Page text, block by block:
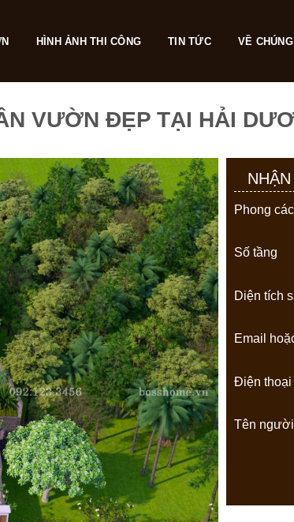
HÌNH ẢNH THI CÔNG TIN TỨC VỀ CHÚNG
VƯỜN ĐẸP TẠI HẢI
Phong
Số tầng
Diện tích
Email
Điện thoại
Tên